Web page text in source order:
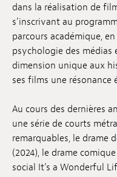
dans la réalisation de
s’inscrivant au
parcours académique,
psychologie des médias
dimension unique aux
ses films une
Au cours des dernières
une série de courts
remarquables, le drame
(2024), le drame
social It’s a Wonderful